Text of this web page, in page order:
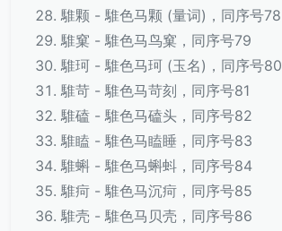
騅颗 - 騅色马颗 (量词)，同序号78
騅窠 - 騅色马鸟窠，同序号79
騅珂 - 騅色马珂 (玉名)，同序号80
騅苛 - 騅色马苛刻，同序号81
騅磕 - 騅色马磕头，同序号82
騅瞌 - 騅色马瞌睡，同序号83
騅蝌 - 騅色马蝌蚪，同序号84
騅疴 - 騅色马沉疴，同序号85
騅壳 - 騅色马贝壳，同序号86